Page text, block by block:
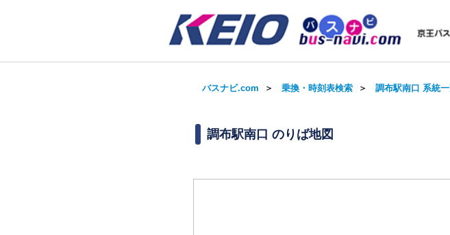
バスナビ.com ＞ 乗換・時刻表検索 ＞ 調布駅南口 系統
調布駅南口 のりば地図